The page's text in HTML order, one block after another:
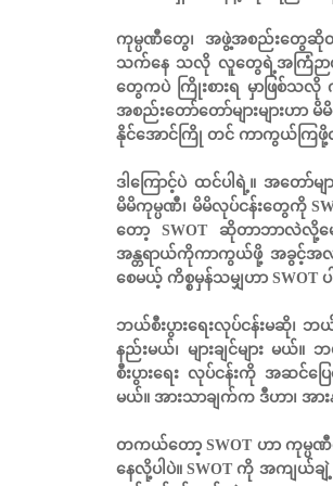
ကုမ္ပဏီတွေ၊ အဖွဲ့အစည်းတွေ
သက်နေ သလို လူတွေရဲ့အကြံဉာဏ်
တွေကပဲ ကြိုးစားရ မှာဖြစ်သ
အစည်းတော်တော်များများဟ
နိုင်အောင်ကြို တင် ကာကွယ်ကြ
ဒါကြောင့်ပဲ ထင်ပါရဲ့။ အတော်
မိမိကုမ္ပဏီ၊ မိမိလုပ်ငန်းတွေကို
တော့ SWOT ဆိုတာဘာလဲလို့မေ
အန္တရာယ်ကိုကာကွယ်ဖို့ အခွင့်အလ
စေမယ့် ကိစ္စမှန်သမျှဟာ SWOT ပါ
ဘယ်စီးပွားရေးလုပ်ငန်းမဆို၊ ဘ
နည်းမယ်၊ များချင်များ မ
စီးပွားရေး လုပ်ငန်းကို အဆင်ပ
မယ်။ အားသာချက်က ဒီဟာ၊ အ
တကယ်တော့ SWOT ဟာ ကုမ္ပဏီ
နေလို့ပါပဲ။ SWOT ကို အကျယ်ခ